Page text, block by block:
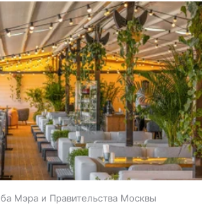
Мэра и Правительства Москвы